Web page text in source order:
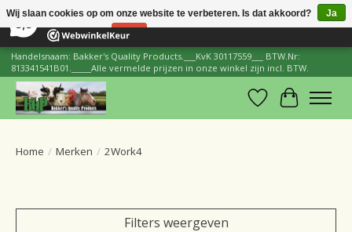
206 Reviews ×
Handelsnaam: Bakker's Quality Products.___KvK 30117559___ BTW.Nr:
813341541B01._____Alle vermelde prijzen in onze winkel zijn incl. BTW.
Verlanglijst
Home / Merken / 2Work4
Filters weergeven
Wij slaan cookies op om onze website te verbeteren. Is dat akkoord?
Ja
Nee